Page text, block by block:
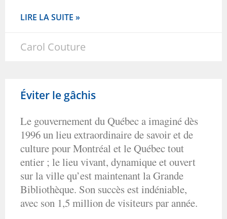
LIRE LA SUITE »
Carol Couture
Éviter le gâchis
Le gouvernement du Québec a imaginé dès
1996 un lieu extraordinaire de savoir et de
culture pour Montréal et le Québec tout
entier ; le lieu vivant, dynamique et ouvert
sur la ville qu’est maintenant la Grande
Bibliothèque. Son succès est indéniable,
avec son 1,5 million de visiteurs par année.